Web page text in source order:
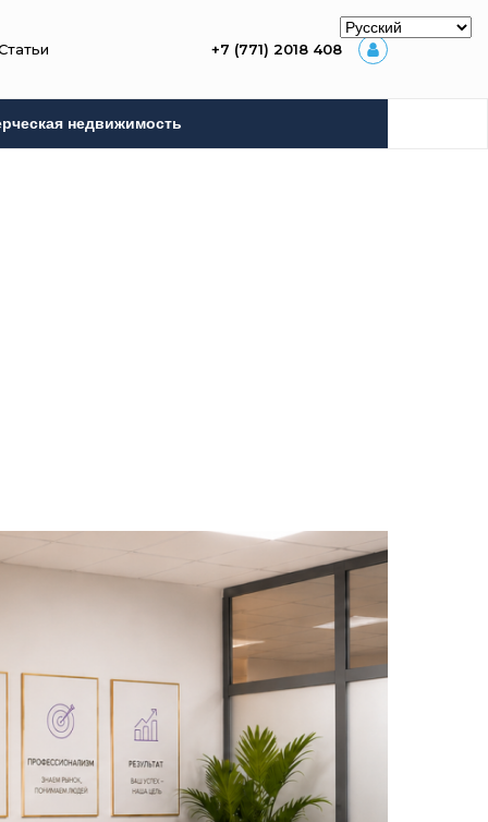
+7 (771) 2018 408
недвижимость